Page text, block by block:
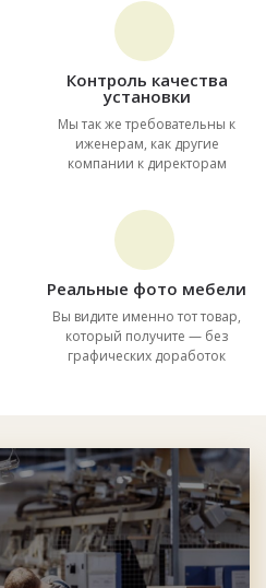
Контроль качества
установки
Мы так же требовательны к
иженерам, как другие
компании к директорам
Реальные фото мебели
Вы видите именно тот товар,
который получите — без
графических доработок